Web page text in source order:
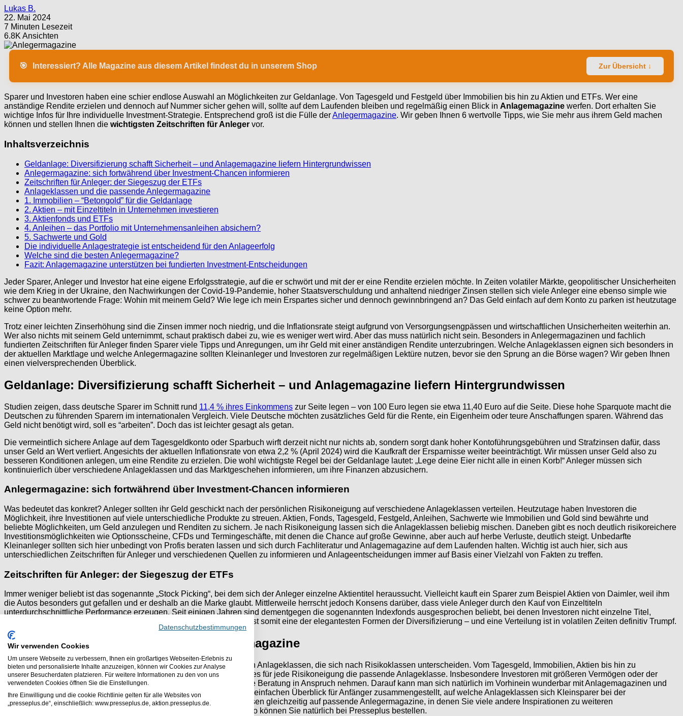
Lukas B.
22. Mai 2024
7 Minuten Lesezeit
6.8K Ansichten
🎯 Interessiert? Alle Magazine aus diesem Artikel findest du in unserem Shop Zur Übersicht ↓
Sparer und Investoren haben eine schier endlose Auswahl an Möglichkeiten zur Geldanlage. Von Tagesgeld und Festgeld über Immobilien bis hin zu Aktien und ETFs. Wer eine
anständige Rendite erzielen und dennoch auf Nummer sicher gehen will, sollte auf dem Laufenden bleiben und regelmäßig einen Blick in Anlagemagazine werfen. Dort erhalten Sie
wichtige Infos für Ihre individuelle Investment-Strategie. Entsprechend groß ist die Fülle derAnlegermagazine. Wir geben Ihnen 6 wertvolle Tipps, wie Sie mehr aus ihrem Geld machen
können und stellen Ihnen die wichtigsten Zeitschriften für Anleger vor.
Inhaltsverzeichnis
Geldanlage: Diversifizierung schafft Sicherheit – und Anlagemagazine liefern Hintergrundwissen
Anlegermagazine: sich fortwährend über Investment-Chancen informieren
Zeitschriften für Anleger: der Siegeszug der ETFs
Anlageklassen und die passende Anlegermagazine
1. Immobilien – “Betongold” für die Geldanlage
2. Aktien – mit Einzeltiteln in Unternehmen investieren
3. Aktienfonds und ETFs
4. Anleihen – das Portfolio mit Unternehmensanleihen absichern?
5. Sachwerte und Gold
Die individuelle Anlagestrategie ist entscheidend für den Anlageerfolg
Welche sind die besten Anlegermagazine?
Fazit: Anlagemagazine unterstützen bei fundierten Investment-Entscheidungen
Jeder Sparer, Anleger und Investor hat eine eigene Erfolgsstrategie, auf die er schwört und mit der er eine Rendite erzielen möchte. In Zeiten volatiler Märkte, geopolitischer Unsicherheiten
wie dem Krieg in der Ukraine, den Nachwirkungen der Covid-19-Pandemie, hoher Staatsverschuldung und anhaltend niedriger Zinsen stellen sich viele Anleger eine ebenso simple wie
schwer zu beantwortende Frage: Wohin mit meinem Geld? Wie lege ich mein Erspartes sicher und dennoch gewinnbringend an? Das Geld einfach auf dem Konto zu parken ist heutzutage
keine Option mehr.
Trotz einer leichten Zinserhöhung sind die Zinsen immer noch niedrig, und die Inflationsrate steigt aufgrund von Versorgungsengpässen und wirtschaftlichen Unsicherheiten weiterhin an.
Wer also nichts mit seinem Geld unternimmt, schaut praktisch dabei zu, wie es weniger wert wird. Aber das muss natürlich nicht sein. Besonders in Anlegermagazinen und fachlich
fundierten Zeitschriften für Anleger finden Sparer viele Tipps und Anregungen, um ihr Geld mit einer anständigen Rendite unterzubringen. Welche Anlageklassen eignen sich besonders in
der aktuellen Marktlage und welche Anlegermagazine sollten Kleinanleger und Investoren zur regelmäßigen Lektüre nutzen, bevor sie den Sprung an die Börse wagen? Wir geben Ihnen
einen vielversprechenden Überblick.
Geldanlage: Diversifizierung schafft Sicherheit – und Anlagemagazine liefern Hintergrundwissen
Studien zeigen, dass deutsche Sparer im Schnitt rund 11,4 % ihres Einkommens zur Seite legen – von 100 Euro legen sie etwa 11,40 Euro auf die Seite. Diese hohe Sparquote macht die
Deutschen zu führenden Sparern im internationalen Vergleich. Viele Deutsche möchten zusätzliches Geld für die Rente, ein Eigenheim oder teure Anschaffungen sparen. Während das
Geld nicht benötigt wird, soll es “arbeiten”. Doch das ist leichter gesagt als getan.
Die vermeintlich sichere Anlage auf dem Tagesgeldkonto oder Sparbuch wirft derzeit nicht nur nichts ab, sondern sorgt dank hoher Kontoführungsgebühren und Strafzinsen dafür, dass
unser Geld an Wert verliert. Angesichts der aktuellen Inflationsrate von etwa 2,2 % (April 2024) wird die Kaufkraft der Ersparnisse weiter beeinträchtigt. Wir müssen unser Geld also zu
besseren Konditionen anlegen, um eine Rendite zu erzielen. Die wohl wichtigste Regel bei der Geldanlage lautet: „Lege deine Eier nicht alle in einen Korb!“ Anleger müssen sich
kontinuierlich über verschiedene Anlageklassen und das Marktgeschehen informieren, um ihre Finanzen abzusichern.
Anlegermagazine: sich fortwährend über Investment-Chancen informieren
Was bedeutet das konkret? Anleger sollten ihr Geld geschickt nach der persönlichen Risikoneigung auf verschiedene Anlageklassen verteilen. Heutzutage haben Investoren die
Möglichkeit, ihre Investitionen auf viele unterschiedliche Produkte zu streuen. Aktien, Fonds, Tagesgeld, Festgeld, Anleihen, Sachwerte wie Immobilien und Gold sind bewährte und
beliebte Möglichkeiten, um Geld anzulegen und Renditen zu sichern. Je nach Risikoneigung lassen sich die Anlageklassen beliebig mischen. Daneben gibt es noch deutlich risikoreichere
Investitionsmöglichkeiten wie Optionsscheine, CFDs und Termingeschäfte, mit denen die Chance auf große Gewinne, aber auch auf herbe Verluste, deutlich steigt. Unbedarfte
Kleinanleger sollten sich hier unbedingt von Profis beraten lassen und sich durch Fachliteratur und Anlagemagazine auf dem Laufenden halten. Wichtig ist auch hier, sich aus
unterschiedlichen Zeitschriften für Anleger und verschiedenen Quellen zu informieren und Anlageentscheidungen immer auf Basis einer Vielzahl von Fakten zu treffen.
Zeitschriften für Anleger: der Siegeszug der ETFs
Immer weniger beliebt ist das sogenannte „Stock Picking“, bei dem sich der Anleger einzelne Aktientitel heraussucht. Vielleicht kauft ein Sparer zum Beispiel Aktien von Daimler, weil ihm
die Autos besonders gut gefallen und er deshalb an die Marke glaubt. Mittlerweile herrscht jedoch Konsens darüber, dass viele Anleger durch den Kauf von Einzeltiteln
unterdurchschnittliche Performance erzeugen. Seit einigen Jahren sind dementgegen die sogenannten Indexfonds ausgesprochen beliebt, bei denen Investoren nicht einzelne Titel,
sondern alle Aktien eines Index wie etwa dem DAX kaufen. Ein ETF ist somit eine der elegantesten Formen der Diversifizierung – und eine Verteilung ist in volatilen Zeiten definitiv Trumpf.
Anlageklassen und die passende Anlegermagazine
Entscheidend für den Erfolg von Investoren sind die unterschiedlichen Anlageklassen, die sich nach Risikoklassen unterscheiden. Vom Tagesgeld, Immobilien, Aktien bis hin zu
Aktienfonds, ETFs, Anleihen und weiteren Sachwerten wie Gold gibt es für jede Risikoneigung die passende Anlageklasse. Insbesondere Investoren mit größeren Vermögen oder der
Absicht, für die Rente zu sparen, sollten unbedingt eine professionelle Beratung in Anspruch nehmen. Darauf kann man sich natürlich im Vorhinein wunderbar mit Anlagemagazinen und
Zeitschriften für Investoren vorbereiten. Nachfolgend haben wir einen einfachen Überblick für Anfänger zusammengestellt, auf welche Anlageklassen sich Kleinsparer bei der
Zusammenstellung ihres Portfolios konzentrieren können und verweisen gleichzeitig auf passende Anlegermagazine, in denen Sie viele andere Inspirationen zu weiteren
Investitionsmöglichkeiten erhalten. Die Zeitschriften für Anleger im Abo können Sie natürlich bei Presseplus bestellen.
Datenschutzbestimmungen
Wir verwenden Cookies
Um unsere Webseite zu verbessern, Ihnen ein großartiges Webseiten-Erlebnis zu
bieten und personalisierte Inhalte anzuzeigen, können wir Cookies zur Analyse
unserer Besucherdaten platzieren. Für weitere Informationen zu den von uns
verwendeten Cookies öffnen Sie die Einstellungen.
Ihre Einwilligung und die cookie Richtlinie gelten für alle Websites von
„presseplus.de“, einschließlich: www.presseplus.de, aktion.presseplus.de.